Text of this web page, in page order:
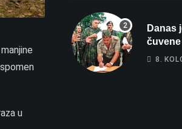
u
Danas
vojske
8.